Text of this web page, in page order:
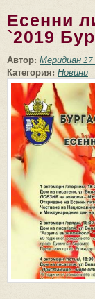
Есенни
`2019
Автор: Меридиан 27
Категория: Новини